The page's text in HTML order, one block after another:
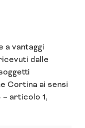
a vantaggi
dalle
Cortina ai sensi
– articolo 1,